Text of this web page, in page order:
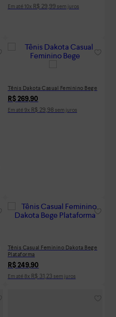
Em até 10x R$ 29,99 sem juros
Tênis Dakota Casual Feminino Bege
R$ 269,90
Em até 9x R$ 29,98 sem juros
Tênis Casual Feminino Dakota Bege
Plataforma
R$ 249,90
Em até 8x R$ 31,23 sem juros